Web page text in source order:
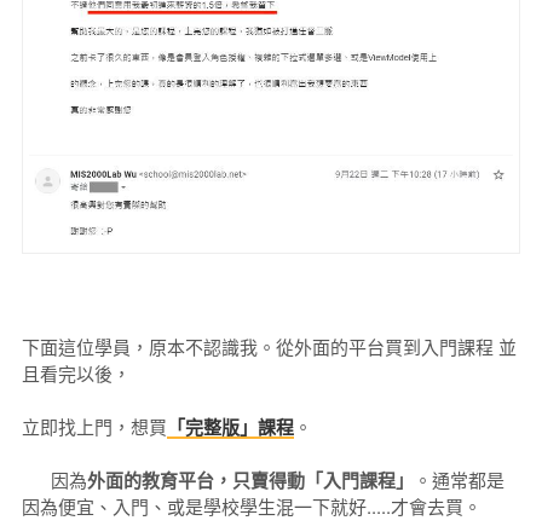
下面這位學員，原本不認識我。從外面的平台買到入門課程 並
且看完以後，
立即找上門，想買 「完整版」課程。
因為外面的教育平台，只賣得動「入門課程」
。通常都是
因為便宜、入門、或是學校學生混一下就好.....才會去買。